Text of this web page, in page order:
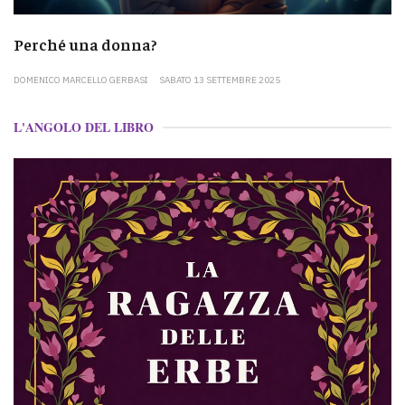
Perché una donna?
DOMENICO MARCELLO GERBASI SABATO 13 SETTEMBRE 2025
L'ANGOLO DEL LIBRO